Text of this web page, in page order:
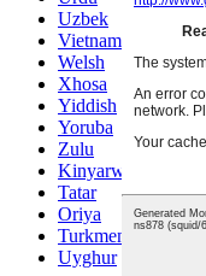
Uzbek
Vietnamese
Welsh
Xhosa
Yiddish
Yoruba
Zulu
Kinyarwanda
Tatar
Oriya
Turkmen
Uyghur